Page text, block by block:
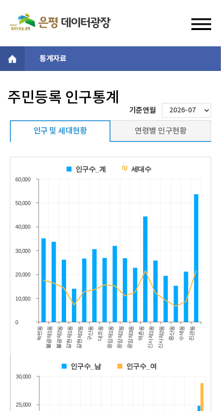
통계자료
주민등록 인구통계
기준연월
인구 및 세대현황 연령별 인구현황
인구수_계 세대수
0
10,000
20,000
30,000
40,000
50,000
60,000
녹번동 불광제1동불광제2동갈현제1동갈현제2동 구산동 대조동 응암제1동응암제2동응암제3동 역촌동 신사제1동신사제2동 증산동 수색동 진관동
인구수_남 인구수_여
25,000
30,000